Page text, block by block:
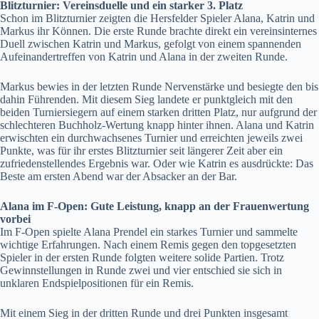
Blitzturnier: Vereinsduelle und ein starker 3. Platz
Schon im Blitzturnier zeigten die Hersfelder Spieler Alana, Katrin und
Markus ihr Können. Die erste Runde brachte direkt ein vereinsinternes
Duell zwischen Katrin und Markus, gefolgt von einem spannenden
Aufeinandertreffen von Katrin und Alana in der zweiten Runde.
Markus bewies in der letzten Runde Nervenstärke und besiegte den bis
dahin Führenden. Mit diesem Sieg landete er punktgleich mit den
beiden Turniersiegern auf einem starken dritten Platz, nur aufgrund der
schlechteren Buchholz-Wertung knapp hinter ihnen. Alana und Katrin
erwischten ein durchwachsenes Turnier und erreichten jeweils zwei
Punkte, was für ihr erstes Blitzturnier seit längerer Zeit aber ein
zufriedenstellendes Ergebnis war. Oder wie Katrin es ausdrückte: Das
Beste am ersten Abend war der Absacker an der Bar.
Alana im F-Open: Gute Leistung, knapp an der Frauenwertung
vorbei
Im F-Open spielte Alana Prendel ein starkes Turnier und sammelte
wichtige Erfahrungen. Nach einem Remis gegen den topgesetzten
Spieler in der ersten Runde folgten weitere solide Partien. Trotz
Gewinnstellungen in Runde zwei und vier entschied sie sich in
unklaren Endspielpositionen für ein Remis.
Mit einem Sieg in der dritten Runde und drei Punkten insgesamt